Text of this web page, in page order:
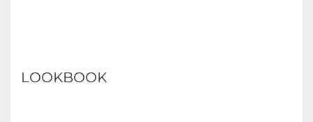
LOOKBOOK